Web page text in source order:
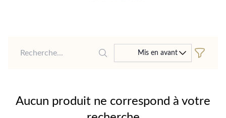
RechercheMis en avant
Aucun produit ne correspond à votre